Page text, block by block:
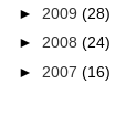
► 2009 (28)
► 2008 (24)
► 2007 (16)